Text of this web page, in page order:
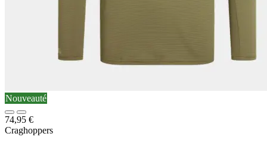
Nouveauté
74,95 €
Craghoppers